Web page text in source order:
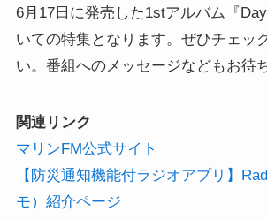
6月17日に発売した1stアルバム『
いての特集となります。ぜひチェッ
い。番組へのメッセージなどもお待
関連リンク
マリンFM公式サイト
【防災通知機能付ラジオアプリ】
モ）紹介ページ